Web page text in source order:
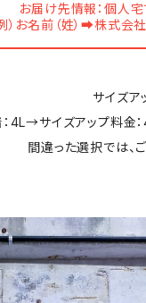
お届け先情報：個人
）お名前（姓）➡株式
サイズア
：4L→サイズアップ料
間違った選択では、